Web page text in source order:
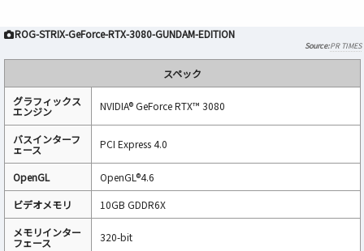
ROG-STRIX-GeForce-RTX-3080-GUNDAM-EDITION
PR TIMES
スペック
グラフィックス
エンジン NVIDIA® GeForce RTX™ 3080
バスインターフ
ェース PCI Express 4.0
OpenGL
OpenGL®4.6
ビデオメモリ
10GB GDDR6X
メモリインター
フェース 320-bit